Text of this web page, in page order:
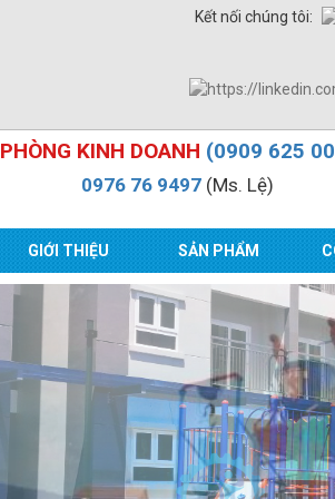
Kết nối chúng tôi:
PHÒNG KINH DOANH (0909 625
0976 76 9497(Ms. Lệ)
GIỚI THIỆU SẢN PHẨM